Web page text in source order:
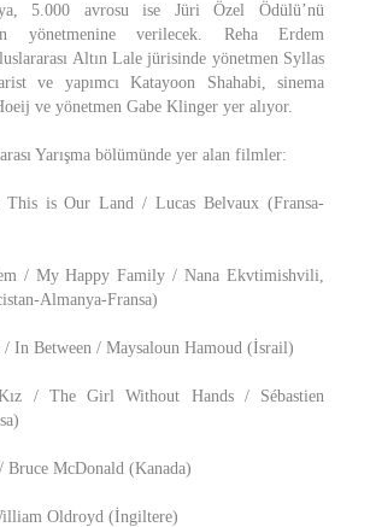
5.000 avrosu ise Jüri Özel Ödülü’nü
yönetmenine verilecek. Reha Erdem
Altın Lale jürisinde yönetmen Syllas
ve yapımcı Katayoon Shahabi, sinema
ve yönetmen Gabe Klinger yer alıyor.
Yarışma bölümünde yer alan filmler:
is Our Land / Lucas Belvaux (Fransa-
/ My Happy Family / Nana Ekvtimishvili,
Almanya-Fransa)
/ In Between / Maysaloun Hamoud (İsrail)
/ The Girl Without Hands / Sébastien
Bruce McDonald (Kanada)
Oldroyd (İngiltere)